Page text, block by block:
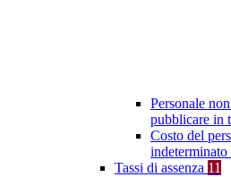
Personale
pubblicare in
Costo del
Tassi di assenza 11